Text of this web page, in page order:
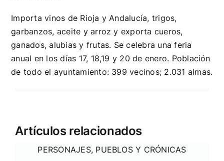
Importa vinos de Rioja y Andalucía, trigos,
garbanzos, aceite y arroz y exporta cueros,
ganados, alubias y frutas. Se celebra una feria
anual en los días 17, 18,19 y 20 de enero. Población
de todo el ayuntamiento: 399 vecinos; 2.031 almas.
Artículos relacionados
PERSONAJES, PUEBLOS Y CRÓNICAS